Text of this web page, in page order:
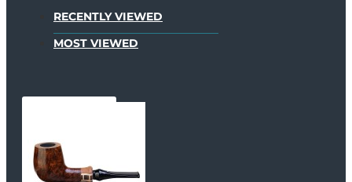
RECENTLY VIEWED
MOST VIEWED